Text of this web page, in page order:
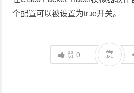
个配置可以被设置为true开关。
赞0 赏